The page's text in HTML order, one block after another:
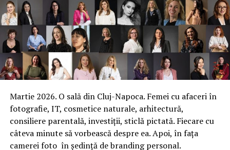
Martie 2026. O sală din Cluj-Napoca. Femei cu afaceri în
fotografie, IT, cosmetice naturale, arhitectură,
consiliere parentală, investiții, sticlă pictată. Fiecare cu
câteva minute să vorbească despre ea. Apoi, în fața
camerei foto în ședință de branding personal.